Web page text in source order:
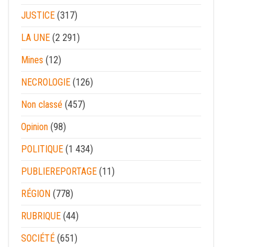
JUSTICE (317)
LA UNE (2 291)
Mines (12)
NECROLOGIE (126)
Non classé (457)
Opinion (98)
POLITIQUE (1 434)
PUBLIEREPORTAGE (11)
RÉGION (778)
RUBRIQUE (44)
SOCIÉTÉ (651)